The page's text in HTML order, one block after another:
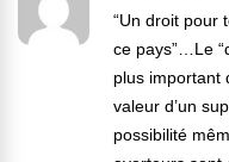
“Un droit pour
ce pays”…Le
plus important
valeur d’un
possibilité